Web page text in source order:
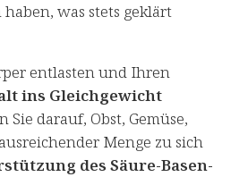
was stets geklärt
entlasten und Ihren
ins Gleichgewicht
Sie darauf, Obst, Gemüse,
Menge zu sich
des Säure-Basen-